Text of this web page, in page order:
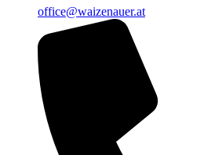
office@waizenauer.at